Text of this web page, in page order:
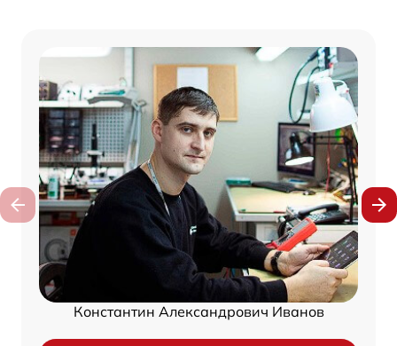
Константин Александрович Иванов